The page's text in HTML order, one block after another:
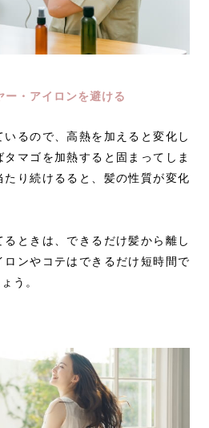
・アイロンを避ける
るので、高熱を加えると変化し
マゴを加熱すると固まってしま
たり続けるると、髪の性質が変化
るときは、できるだけ髪から離し
ンやコテはできるだけ短時間で
う。